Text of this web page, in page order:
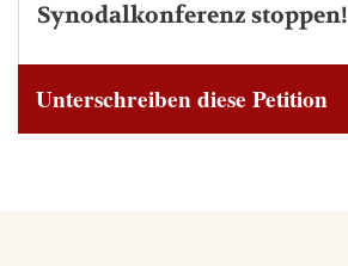
Synodalkonferenz stoppen!
Unterschreiben diese Petition